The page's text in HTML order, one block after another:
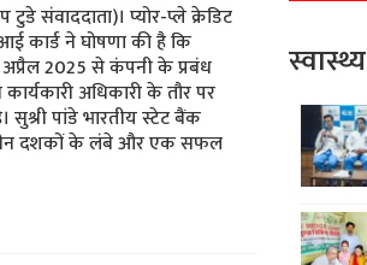
संवाददाता)। प्योर-प्ले क्रेडिट
कार्ड ने घोषणा की है कि
2025 से कंपनी के प्रबंध
अधिकारी के तौर पर
सुश्री पांडे भारतीय स्टेट बैंक
दशकों के लंबे और एक सफल
स्वास्थ्य